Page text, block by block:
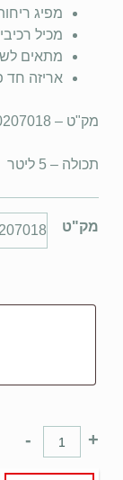
מפיג
מכיל
מתאים
אריזה חד
מק"ט – 20207018 סבון הגייני לידיים Kleenic
תכולה – 5 ליטר
מק"ט
+
-